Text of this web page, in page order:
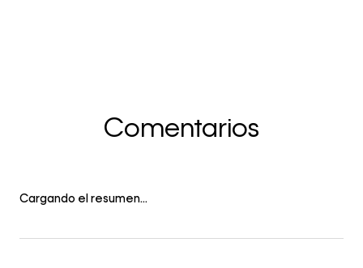
Comentarios
Cargando el resumen…